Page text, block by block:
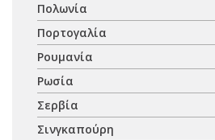
Πολωνία
Πορτογαλία
Ρουμανία
Ρωσία
Σερβία
Σινγκαπούρη